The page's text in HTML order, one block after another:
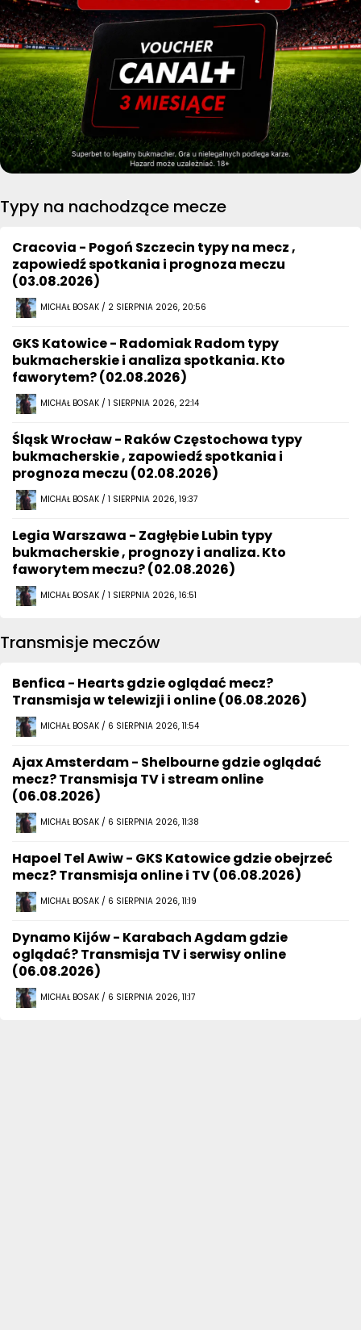
Typy na nachodzące mecze
Cracovia - Pogoń Szczecin typy na mecz ,
zapowiedź spotkania i prognoza meczu
(03.08.2026)
MICHAŁ BOSAK / 2 SIERPNIA 2026, 20:56
GKS Katowice - Radomiak Radom typy
bukmacherskie i analiza spotkania. Kto
faworytem? (02.08.2026)
MICHAŁ BOSAK / 1 SIERPNIA 2026, 22:14
Śląsk Wrocław - Raków Częstochowa typy
bukmacherskie , zapowiedź spotkania i
prognoza meczu (02.08.2026)
MICHAŁ BOSAK / 1 SIERPNIA 2026, 19:37
Legia Warszawa - Zagłębie Lubin typy
bukmacherskie , prognozy i analiza. Kto
faworytem meczu? (02.08.2026)
MICHAŁ BOSAK / 1 SIERPNIA 2026, 16:51
Transmisje meczów
Benfica - Hearts gdzie oglądać mecz?
Transmisja w telewizji i online (06.08.2026)
MICHAŁ BOSAK / 6 SIERPNIA 2026, 11:54
Ajax Amsterdam - Shelbourne gdzie oglądać
mecz? Transmisja TV i stream online
(06.08.2026)
MICHAŁ BOSAK / 6 SIERPNIA 2026, 11:38
Hapoel Tel Awiw - GKS Katowice gdzie obejrzeć
mecz? Transmisja online i TV (06.08.2026)
MICHAŁ BOSAK / 6 SIERPNIA 2026, 11:19
Dynamo Kijów - Karabach Agdam gdzie
oglądać? Transmisja TV i serwisy online
(06.08.2026)
MICHAŁ BOSAK / 6 SIERPNIA 2026, 11:17